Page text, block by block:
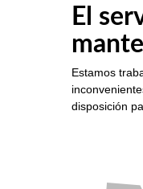
El
Estamos
disposición